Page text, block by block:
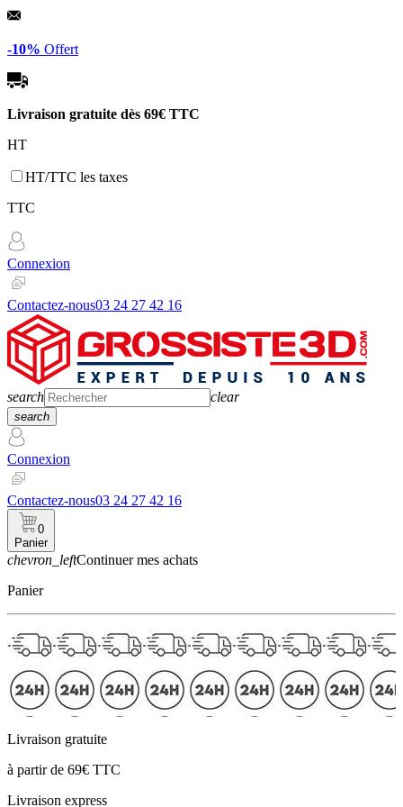
Panneau de gestion des cookies
-10% Offert
Livraison gratuite dès 69€ TTC
HT
HT/TTC les taxes
TTC
Connexion
Contactez-nous03 24 27 42 16
search clear
search
Connexion
Contactez-nous03 24 27 42 16
0
Panier
chevron_leftContinuer mes achats
Panier
Livraison gratuite
à partir de 69€ TTC
Livraison express